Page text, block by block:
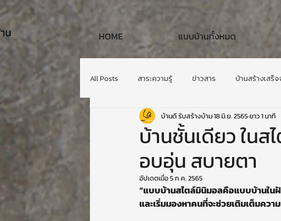
HOME แบบบ้านทั้งหมด
All Posts สาระความรู้ ข่าวสาร บ้านสร้างเสร็
บ้านชั้นเดียว ใน
อบอุ่น สบายตา
บ้านดี รับสร้างบ้าน18 มิ.ย. 2565ยาว 1 นาที
อัปเดตเมื่อ5 ก.ค. 2565
“แบบบ้านสไตล์มินิมอลคือแบบบ้านในฝั
และเริ่มมองหาคนที่จะช่วยเติมเต็มควา